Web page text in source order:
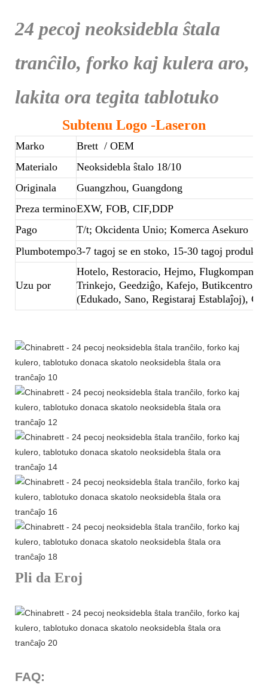
24 pecoj neoksidebla ŝtala
tranĉilo, forko kaj kulera aro,
lakita ora tegita tablotuko
Subtenu Logo -Laseron
Marko Brett / OEM
Materialo
Neoksidebla ŝtalo 18/10
Originala
Guangzhou, Guangdong
Preza terminoEXW, FOB, CIF,DDP
Pago
T/t; Okcidenta Unio; Komerca Asekuro
Plumbotempo3-7 tagoj se en stoko, 15-30 tagoj
Uzu por
Hotelo, Restoracio, Hejmo,
Trinkejo, Geedziĝo, Kafejo, Butikcentro,
(Edukado, Sano, Registaraj Establaĵoj),
Pli da Eroj
FAQ: